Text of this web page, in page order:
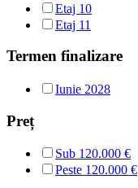
Etaj 10
Etaj 11
Termen finalizare
Iunie 2028
Preț
Sub 120.000 €
Peste 120.000 €